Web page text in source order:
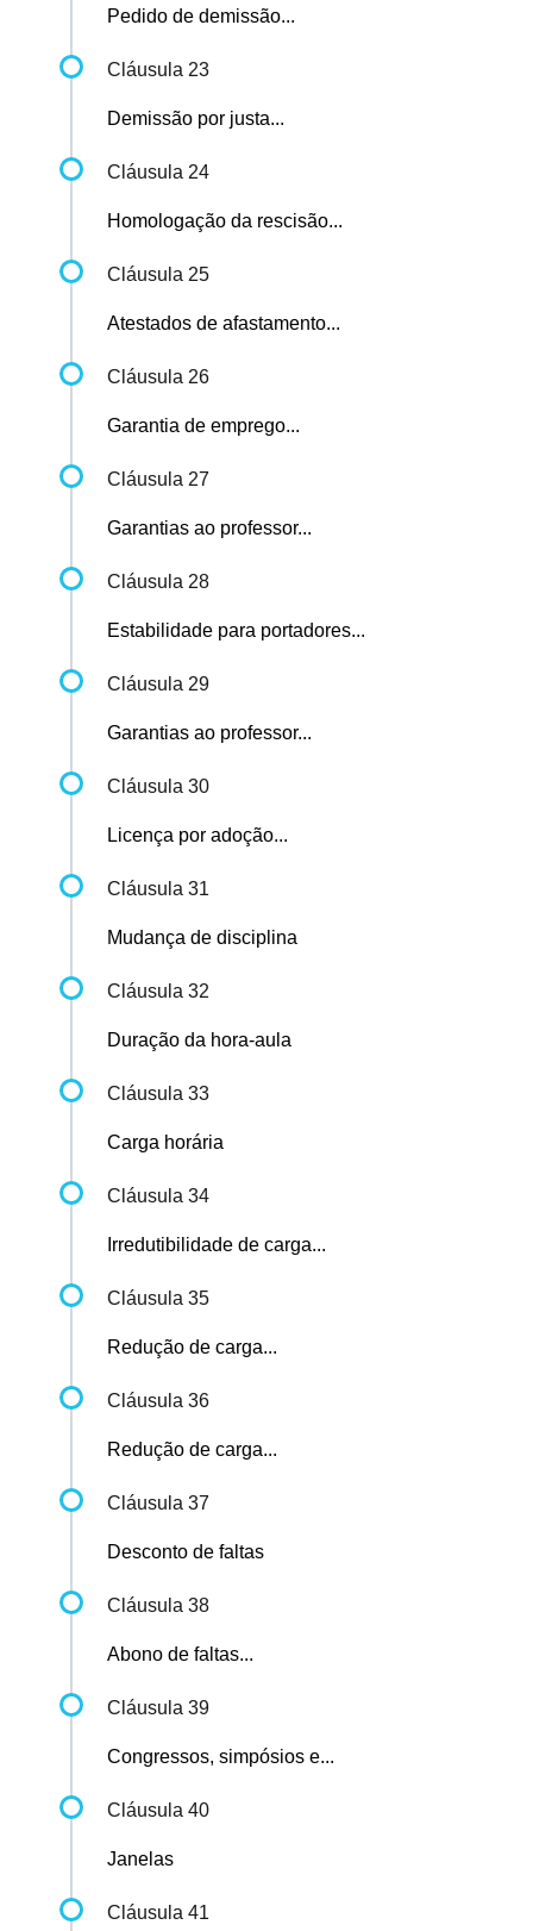
Pedido de demissão...
Cláusula 23
Demissão por justa...
Cláusula 24
Homologação da rescisão...
Cláusula 25
Atestados de afastamento...
Cláusula 26
Garantia de emprego...
Cláusula 27
Garantias ao professor...
Cláusula 28
Estabilidade para portadores...
Cláusula 29
Garantias ao professor...
Cláusula 30
Licença por adoção...
Cláusula 31
Mudança de disciplina
Cláusula 32
Duração da hora-aula
Cláusula 33
Carga horária
Cláusula 34
Irredutibilidade de carga...
Cláusula 35
Redução de carga...
Cláusula 36
Redução de carga...
Cláusula 37
Desconto de faltas
Cláusula 38
Abono de faltas...
Cláusula 39
Congressos, simpósios e...
Cláusula 40
Janelas
Cláusula 41